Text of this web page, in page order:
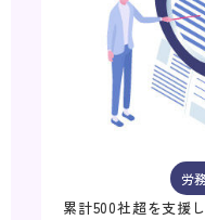
労
累計500社超を支援